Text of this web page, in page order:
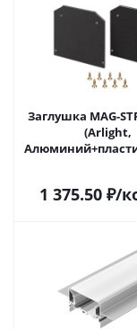
Заглушка MAG-
(Arlight,
1 375.50₽/